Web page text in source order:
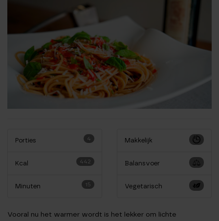
Porties 4
Kcal 442
Minuten 15
Makkelijk
Balansvoer
Vegetarisch
Vooral nu het warmer wordt is het lekker om lichte